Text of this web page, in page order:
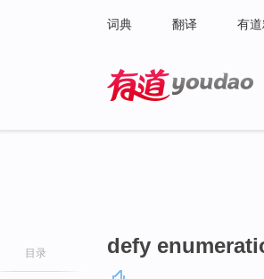
词典 翻译 有
目录 defy